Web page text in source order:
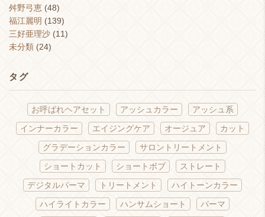
舛野弓恵 (48)
福江麗明 (139)
三好亜理沙 (11)
未分類 (24)
タグ
お呼ばれヘアセット アッシュカラー
アッシュ系
インナーカラー
エイジングケア オージュア
カット
グラデーションカラー
サロントリートメント
ショートカット
ショートボブ
ストレート
デジタルパーマ
トリートメント
ハイトーンカラー
ハイライトカラー
ハンサムショート
パーマ